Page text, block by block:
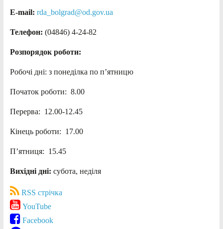
E-mail: rda_bolgrad@od.gov.ua
Телефон: (04846) 4-24-82
Розпорядок роботи:
Робочі дні: з понеділка по п’ятницю
Початок роботи: 8.00
Перерва: 12.00-12.45
Кінець роботи: 17.00
П’ятниця: 15.45
Вихідні дні: субота, неділя
RSS стрічка
YouTube
Facebook